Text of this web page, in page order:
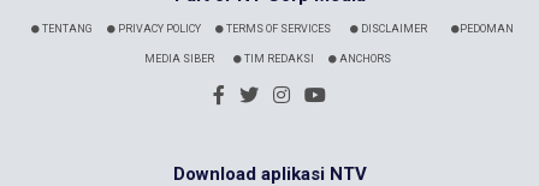
TENTANG PRIVACY POLICY TERMS OF SERVICES DISCLAIMER PEDOMAN
MEDIA SIBER TIM REDAKSI ANCHORS
Download aplikasi NTV